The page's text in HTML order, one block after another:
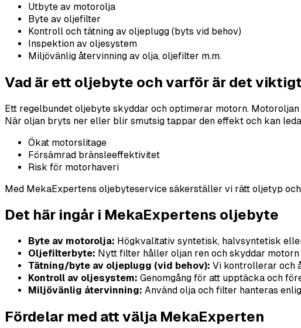
Utbyte av motorolja
Byte av oljefilter
Kontroll och tätning av oljeplugg (byts vid behov)
Inspektion av oljesystem
Miljövänlig återvinning av olja, oljefilter m.m.
Vad är ett oljebyte och varför är det
Ett regelbundet oljebyte skyddar och optimerar motorn.
När oljan bryts ner eller blir smutsig tappar den effekt och kan
Ökat motorslitage
Försämrad bränsleeffektivitet
Risk för motorhaveri
Med MekaExpertens oljebyteservice säkerställer vi rätt oljetyp
Det här ingår i MekaExpertens oljebyte
Byte av motorolja: Högkvalitativ syntetisk, halvsyntetisk
Oljefilterbyte: Nytt filter håller oljan ren och skyddar
Tätning/byte av oljeplugg (vid behov): Vi kontrollerar och
Kontroll av oljesystem: Genomgång för att upptäcka och
Miljövänlig återvinning: Använd olja och filter hanteras
Fördelar med att välja MekaExperten